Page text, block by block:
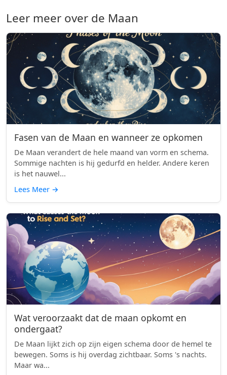
Leer meer over de Maan
Fasen van de Maan en wanneer ze opkomen
De Maan verandert de hele maand van vorm en schema.
Sommige nachten is hij gedurfd en helder. Andere keren
is het nauwel...
Lees Meer →
Wat veroorzaakt dat de maan opkomt en
ondergaat?
De Maan lijkt zich op zijn eigen schema door de hemel te
bewegen. Soms is hij overdag zichtbaar. Soms 's nachts.
Maar wa...